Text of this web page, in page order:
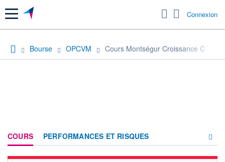
Menu Connexion
Bourse OPCVM Cours Montségur Croissance C
COURS PERFORMANCES ET RISQUES